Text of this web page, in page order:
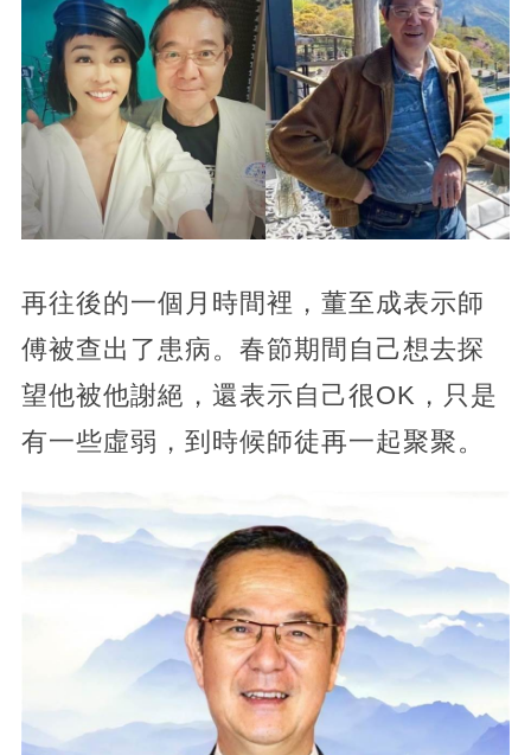
再往後的一個月時間裡，董至成表示師
傅被查出了患病。春節期間自己想去探
望他被他謝絕，還表示自己很OK，只是
有一些虛弱，到時候師徒再一起聚聚。